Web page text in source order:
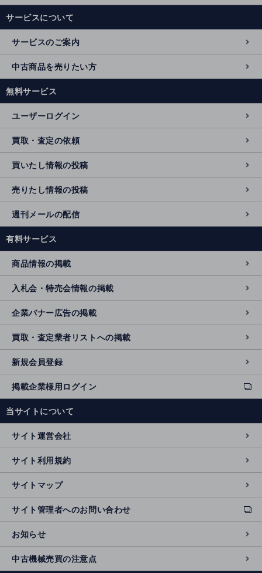
サービスについて
サービスのご案内
中古商品を売りたい方
無料サービス
ユーザーログイン
買取・査定の依頼
買いたし情報の投稿
売りたし情報の投稿
週刊メールの配信
有料サービス
商品情報の掲載
入札会・特売会情報の掲載
企業バナー広告の掲載
買取・査定業者リストへの掲載
新規会員登録
掲載企業様用ログイン
ext
e
n
al
si
t
e
当サイトについて
サイト運営会社
サイト利用規約
サイトマップ
サイト管理者へのお問い合わせ
ext
e
r
n
al
お知らせ
中古機械売買の注意点